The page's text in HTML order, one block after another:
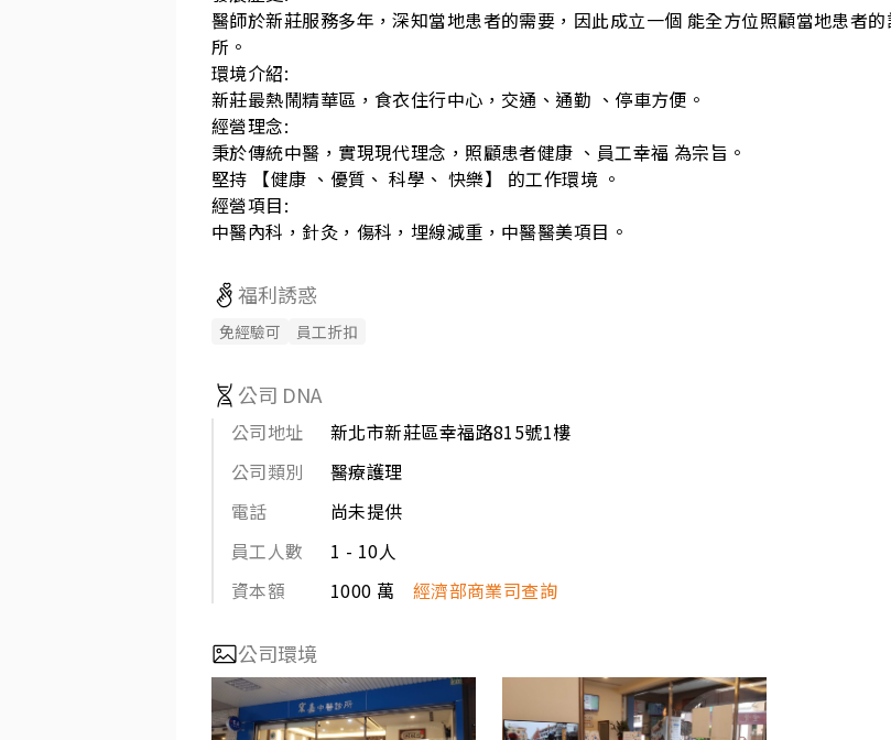
醫師於新莊服務多年，深知當地患者的需要，因此成立一個 能全方位照顧當地患者的
所。
環境介紹:
新莊最熱鬧精華區，食衣住行中心，交通、通勤 、停車方便。
經營理念:
秉於傳統中醫，實現現代理念，照顧患者健康 、員工幸福 為宗旨。
堅持 【健康 、優質、 科學、 快樂】 的工作環境 。
經營項目:
中醫內科，針灸，傷科，埋線減重，中醫醫美項目。
福利誘惑
免經驗可 員工折扣
公司 DNA
公司地址
新北市新莊區幸福路815號1樓
公司類別
醫療護理
電話
尚未提供
員工人數
1 - 10人
資本額
1000 萬 經濟部商業司查詢
公司環境